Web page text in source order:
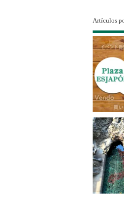
Artículos